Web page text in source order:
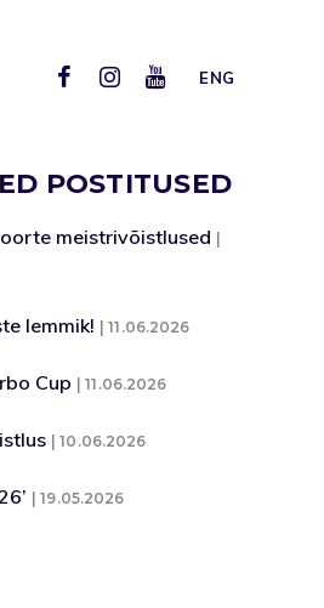
ENG
POSTITUSED
meistrivõistlused
lemmik! 11.06.2026
Cup 11.06.2026
10.06.2026
19.05.2026